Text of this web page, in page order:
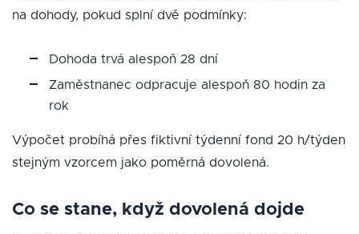
na dohody, pokud splní dvě podmínky:
Dohoda trvá alespoň 28 dní
Zaměstnanec odpracuje alespoň 80 hodin za
rok
Výpočet probíhá přes fiktivní týdenní fond 20 h/týden
stejným vzorcem jako poměrná dovolená.
Co se stane, když dovolená dojde